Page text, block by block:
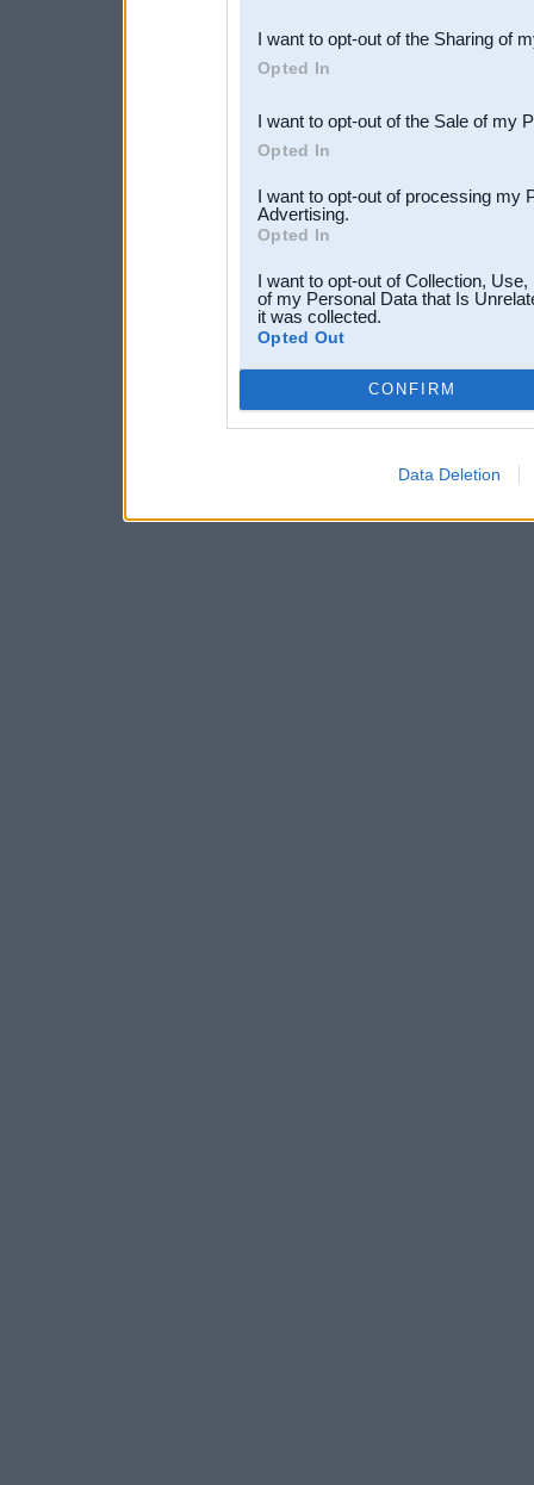
Downstream Participants
third parties.
I want to opt-out of the Sharing of
Opted In
I want to opt-out of the Sale of my
Opted In
I want to opt-out of processing my
Advertising.
Opted In
I want to opt-out of Collection,
of my Personal Data that Is
it was collected.
Opted Out
CONFIRM
Data Deletion